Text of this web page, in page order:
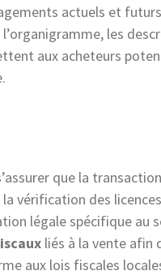
actuels et
les
aux acheteurs
que la
vérification des
légale spécifique au
liés à la vente afin
aux lois fiscales